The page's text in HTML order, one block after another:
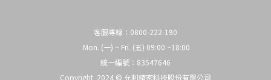
客服專線：0800-222-190
Mon. (一) ~ Fri. (五) 09:00 ~18:00
統一編號：83547646
Copyright 2024 © 允利精密科技股份有限公司